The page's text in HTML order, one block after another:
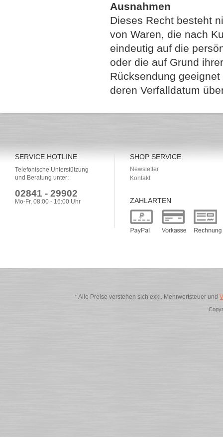
Ausnahmen
Dieses Recht besteht
von Waren, die nach
eindeutig auf die
oder die auf Grund
Rücksendung
deren Verfalldatum
SERVICE HOTLINE
Telefonische Unterstützung
und Beratung unter:
02841 - 29902
Mo-Fr, 08:00 - 16:00 Uhr
SHOP SERVICE
Newsletter
Kontakt
ZAHLARTEN
* Alle Preise verstehen sich exkl. Mehrwertsteuer und